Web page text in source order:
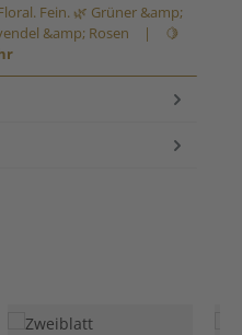
Fein. 🌿 Grüner &amp;
&amp; Rosen | 🍋